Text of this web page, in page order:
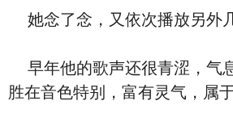
她念了念，又依次播放另外
早年他的歌声还很青涩，气
胜在音色特别，富有灵气，属